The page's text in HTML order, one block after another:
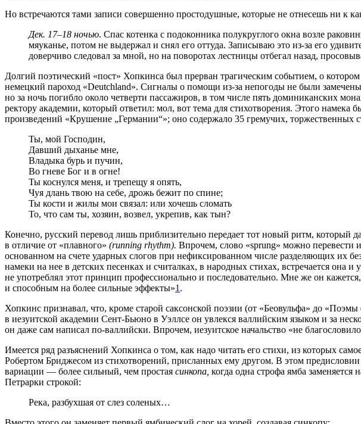
Но встречаются тами записи совершенно простодушные, которые не отнесешь ни к
Дек. 17–18 ночью. Спас котенка с подоконника полукруглого окна возле
мяуканье, потом не выдержал и снял его оттуда. Записываю это из-за его
доверчиво следовал за мной, но на поворотах лестницы отбегал назад,
Долгий поэтический «пост» Хопкинса был прерван трагическим событием, о
немецкий пароход «Deutchland». Сигналы о помощи из-за непогоды не были
но за ночь погибло около четверти пассажиров, в том числе пять доминиканских
ректору академии, который ответил: мол, вот тема для стихотворения. Этого
произведений «Крушение „Германии“»; оно содержало 35 гремучих, торжественных
Ты, мой Господин,
Давший дыханье мне,
Владыка бурь и пучин,
Во гневе Бог и в огне!
Ты коснулся меня, и трепещу я опять,
Чуя длань твою на себе, дрожь бежит по спине;
Ты кости и жилы мои связал: или хочешь сломать
То, что сам ты, хозяин, возвел, укрепив, как тын?
Конечно, русский перевод лишь приблизительно передает тот новый ритм, который
в отличие от «плавного» (running rhythm). Впрочем, слово «sprung» можно перевести
основанном на счете ударных слогов при нефиксированном числе разделяющих их
намеки на нее в детских песенках и считалках, в народных стихах, встречается
не употреблял этот принцип профессионально и последовательно. Мне же он
и способным на более сильные эффекты»1.
Хопкинс признавал, что, кроме старой саксонской поэзии (от «Беовульфа» до
в иезуитской академии Сент-Бьюно в Уэллсе он увлекся валлийским языком и за
он даже сам написал по-валлийски. Впрочем, иезуитское начальство «не
Имеется ряд разъяснений Хопкинса о том, как надо читать его стихи, из которых
Робертом Бриджесом из стихотворений, присланных ему другом. В этом
вариации — более сильный, чем простая синкопа, когда одна строфа ямба
Петрарки строкой:
Река, разбухшая от слез соленых…